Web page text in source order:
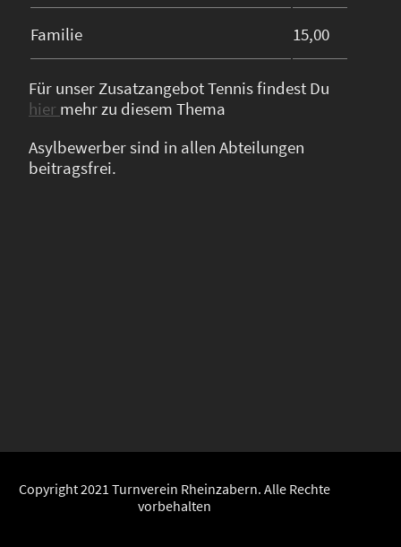
Familie 15,00
Für unser Zusatzangebot Tennis findest Du
hier mehr zu diesem Thema
Asylbewerber sind in allen Abteilungen
beitragsfrei.
Copyright 2021 Turnverein Rheinzabern. Alle Rechte
vorbehalten